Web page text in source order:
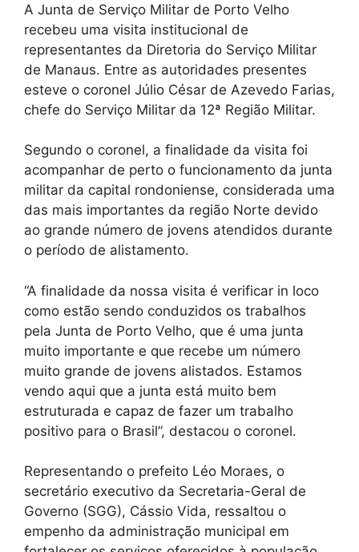
A Junta de Serviço Militar de Porto Velho
recebeu uma visita institucional de
representantes da Diretoria do Serviço Militar
de Manaus. Entre as autoridades presentes
esteve o coronel Júlio César de Azevedo Farias,
chefe do Serviço Militar da 12ª Região Militar.
Segundo o coronel, a finalidade da visita foi
acompanhar de perto o funcionamento da junta
militar da capital rondoniense, considerada uma
das mais importantes da região Norte devido
ao grande número de jovens atendidos durante
o período de alistamento.
“A finalidade da nossa visita é verificar in loco
como estão sendo conduzidos os trabalhos
pela Junta de Porto Velho, que é uma junta
muito importante e que recebe um número
muito grande de jovens alistados. Estamos
vendo aqui que a junta está muito bem
estruturada e capaz de fazer um trabalho
positivo para o Brasil”, destacou o coronel.
Representando o prefeito Léo Moraes, o
secretário executivo da Secretaria-Geral de
Governo (SGG), Cássio Vida, ressaltou o
empenho da administração municipal em